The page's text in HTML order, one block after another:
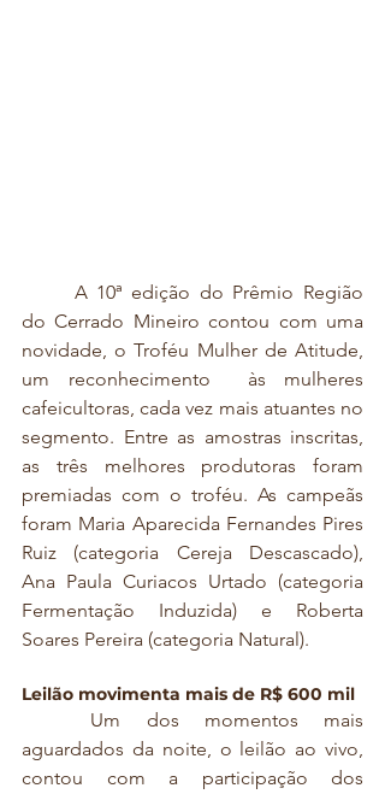
do Cerrado Mineiro contou com uma
novidade, o Troféu Mulher de Atitude,
um reconhecimento  às mulheres
cafeicultoras, cada vez mais atuantes no
segmento. Entre as amostras inscritas,
as três melhores produtoras foram
premiadas com o troféu. As campeãs
foram Maria Aparecida Fernandes Pires
Ruiz (categoria Cereja Descascado),
Ana Paula Curiacos Urtado (categoria
Fermentação Induzida) e Roberta
Soares Pereira (categoria Natural).
Leilão movimenta mais de R$ 600 mil
aguardados da noite, o leilão ao vivo,
contou com a participação dos